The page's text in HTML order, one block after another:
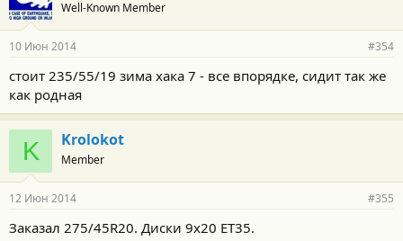
Well-Known Member
10 Июн 2014 #354
стоит 235/55/19 зима хака 7 - все впорядке, сидит так же
как родная
K Krolokot
Member
12 Июн 2014 #355
Заказал 275/45R20. Диски 9x20 ET35.